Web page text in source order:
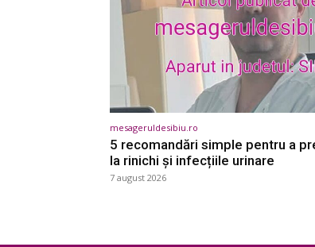
mesageruldesibiu.ro
5 recomandări simple pentru a
la rinichi și infecțiile urinare
7 august 2026